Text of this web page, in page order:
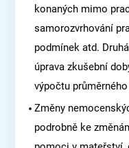
konaných mimo
samorozvrhování
podmínek atd.
úprava zkušební
výpočtu
Změny
podrobně ke